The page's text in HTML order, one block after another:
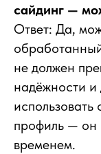
сайдинг —
Ответ: Да,
не должен
надёжности и
профиль — он
временем.